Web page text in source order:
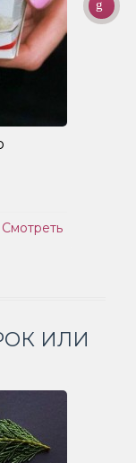
Смотреть
ИЛИ